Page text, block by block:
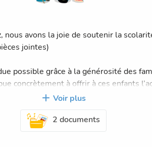
avons la joie de soutenir la
jointes)
possible grâce à la générosité des
concrètement à offrir à ces enfants
un lien avec eux et leurs classes. Au
régulièrement avec eux afin de
Voir plus
2 documents